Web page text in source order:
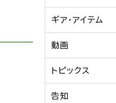
ギア・アイテム
動画
トピックス
告知